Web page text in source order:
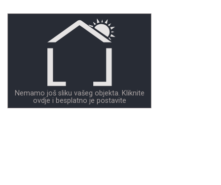
Nemamo još sliku vašeg objekta. Kliknite
ovdje i besplatno je postavite